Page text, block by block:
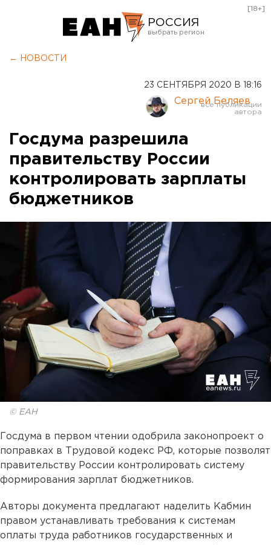
РОССИЯ
Курган
Оренбург
[18+]
← НОВОСТИ
23 СЕНТЯБРЯ 2020 В 18:16
Сергей Беляев
Госдума разрешила
правительству России
контролировать зарплаты
бюджетников
© ЕАН
Госдума в первом чтении одобрила законопроект о
поправках в Трудовой кодекс РФ, которые позволят
правительству России контролировать систему
формирования зарплат бюджетников.
Авторы документа предлагают наделить Кабмин
правом устанавливать требования к системам
оплаты труда работников государственных и